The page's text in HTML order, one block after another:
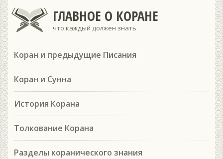
ГЛАВНОЕ О КОРАНЕ
что каждый должен знать
Коран и предыдущие Писания
Коран и Сунна
История Корана
Толкование Корана
Разделы коранического знания